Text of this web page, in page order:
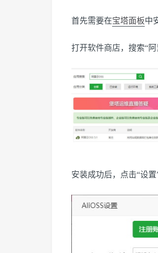
首先需要在宝塔面板中
打开软件商店，搜索“阿
安装成功后，点击“设